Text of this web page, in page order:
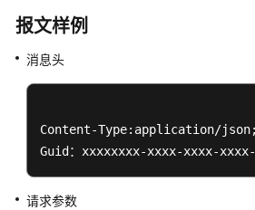
听
截
拦
报文样例
消息头
Content-Type:application/
Guid：xxxxxxxx-xxxx-xxxx-
请求参数